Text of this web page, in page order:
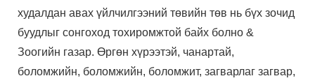
худалдан авах үйлчилгээний төвийн төв нь бүх зочид
буудлыг сонгоход тохиромжтой байх болно &
Зоогийн газар. Өргөн хүрээтэй, чанартай,
боломжийн, боломжийн, боломжит, загварлаг загвар,